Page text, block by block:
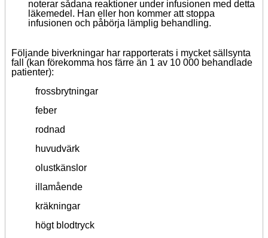
noterar sådana reaktioner under infusionen med detta
läkemedel. Han eller hon kommer att stoppa
infusionen och påbörja lämplig behandling.
Följande biverkningar har rapporterats i mycket sällsynta
fall (kan förekomma hos färre än 1 av 10 000 behandlade
patienter):
frossbrytningar
feber
rodnad
huvudvärk
olustkänslor
illamående
kräkningar
högt blodtryck